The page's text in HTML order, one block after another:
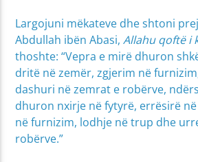
Largojuni mëkateve dhe shtoni
Abdullah ibën Abasi,Allahu qoftë i
thoshte: “Vepra e mirë dhuron
dritë në zemër, zgjerim në
dashuri në zemrat e robërve,
dhuron nxirje në fytyrë, errësirë
në furnizim, lodhje në trup dhe
robërve.”